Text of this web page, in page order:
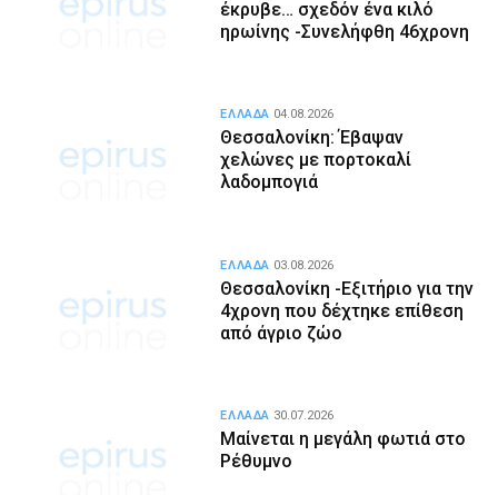
έκρυβε… σχεδόν ένα κιλό
ηρωίνης -Συνελήφθη 46χρονη
Θεσσαλονίκη: Έβαψαν
χελώνες με πορτοκαλί
λαδομπογιά
ΕΛΛΑΔΑ 04.08.2026
Θεσσαλονίκη -Εξιτήριο για την
4χρονη που δέχτηκε επίθεση
από άγριο ζώο
ΕΛΛΑΔΑ 03.08.2026
Μαίνεται η μεγάλη φωτιά στο
Ρέθυμνο
ΕΛΛΑΔΑ 30.07.2026